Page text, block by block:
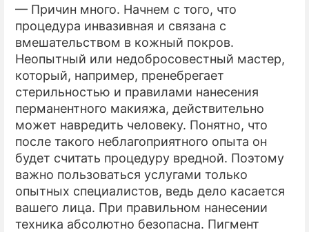
— Причин много. Начнем с того, что
процедура инвазивная и связана с
вмешательством в кожный покров.
Неопытный или недобросовестный мастер,
который, например, пренебрегает
стерильностью и правилами нанесения
перманентного макияжа, действительно
может навредить человеку. Понятно, что
после такого неблагоприятного опыта он
будет считать процедуру вредной. Поэтому
важно пользоваться услугами только
опытных специалистов, ведь дело касается
вашего лица. При правильном нанесении
техника абсолютно безопасна. Пигмент